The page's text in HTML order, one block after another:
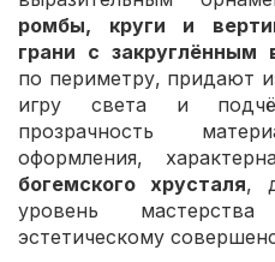
ромбы, круги и
грани с закруглённым
по периметру, придают
игру света и
прозрачность
оформления,
богемского хрусталя,
уровень
эстетическому